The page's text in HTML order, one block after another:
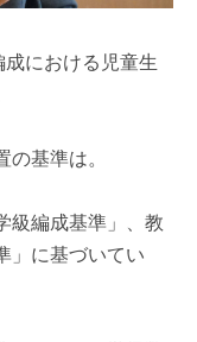
における児童生
基準は。
級編成基準」、教
」に基づいてい